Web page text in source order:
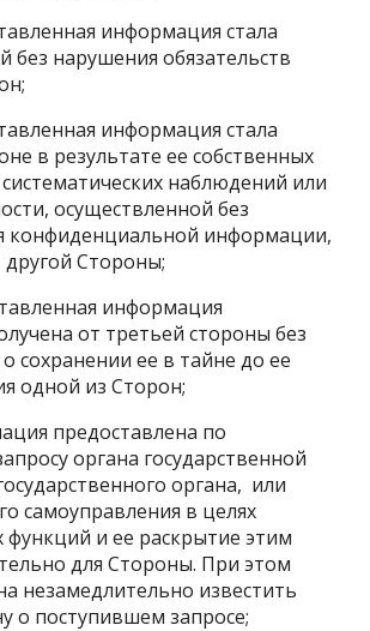
информация стала
без нарушения обязательств
информация стала
в результате ее собственных
наблюдений или
осуществленной без
конфиденциальной информации,
Стороны;
информация
от третьей стороны без
сохранении ее в тайне до ее
одной из Сторон;
предоставлена по
органа государственной
органа, или
самоуправления в целях
функций и ее раскрытие этим
для Стороны. При этом
незамедлительно известить
о поступившем запросе;